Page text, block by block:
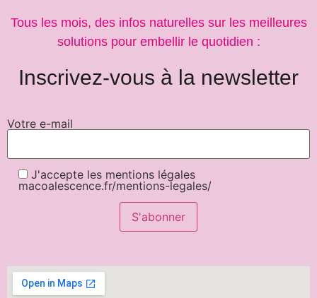
Tous les mois, des infos naturelles sur les meilleures
solutions pour embellir le quotidien :
Inscrivez-vous à la newsletter
Votre e-mail
J'accepte les mentions légales
macoalescence.fr/mentions-legales/